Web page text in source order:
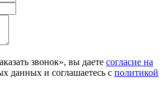
звонок», вы даете согласие на
данных и соглашаетесь c политикой